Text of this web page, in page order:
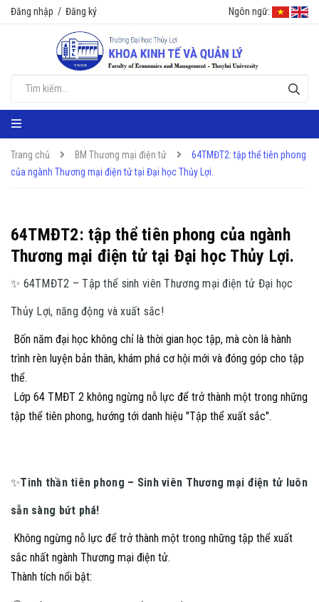
Đăng nhập / Đăng ký Ngôn ngữ:
Trang chủ BM Thương mại điện tử
64TMĐT2: tập thể tiên phong
của ngành Thương mại điện tử tại Đại học Thủy Lợi.
64TMĐT2: tập thể tiên phong của ngành
Thương mại điện tử tại Đại học Thủy Lợi.
✨ 64TMĐT2 – Tập thể sinh viên Thương mại điện tử Đại học
Thủy Lợi, năng động và xuất sắc!
Bốn năm đại học không chỉ là thời gian học tập, mà còn là hành
trình rèn luyện bản thân, khám phá cơ hội mới và đóng góp cho tập
thể.
Lớp 64 TMĐT 2 không ngừng nỗ lực để trở thành một trong những
tập thể tiên phong, hướng tới danh hiệu "Tập thể xuất sắc".
✨Tinh thần tiên phong – Sinh viên Thương mại điện tử luôn
sẵn sàng bứt phá!
Không ngừng nỗ lực để trở thành một trong những tập thể xuất
sắc nhất ngành Thương mại điện tử.
Thành tích nổi bật: